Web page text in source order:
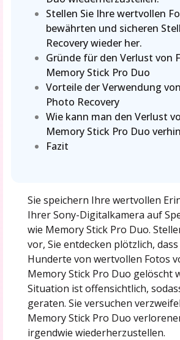
Stellen Sie Ihre wertvollen
bewährten und sicheren
Recovery wieder her.
Gründe für den Verlust von
Memory Stick Pro Duo
Vorteile der Verwendung
Photo Recovery
Wie kann man den Verlust
Memory Stick Pro Duo
Fazit
Sie speichern Ihre wertvollen
Ihrer Sony-Digitalkamera auf
wie Memory Stick Pro Duo.
vor, Sie entdecken plötzlich,
Hunderte von wertvollen Fotos
Memory Stick Pro Duo gelöscht
Situation ist offensichtlich,
geraten. Sie versuchen
Memory Stick Pro Duo
irgendwie wiederherzustellen.